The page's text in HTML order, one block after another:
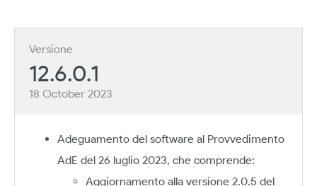
Versione
12.6.0.1
18 October 2023
Adeguamento del software al Provvedimento
AdE del 26 luglio 2023, che comprende:
Aggiornamento alla versione 2.0.5 del